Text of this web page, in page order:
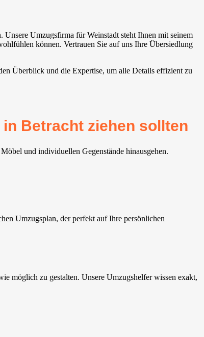
Umzugsfirma für Weinstadt⁠ steht Ihnen mit seinem
können. Vertrauen Sie auf uns Ihre Übersiedlung
Überblick und die Expertise, um alle Details effizient zu
Betracht ziehen sollten
und individuellen Gegenstände hinausgehen.
Umzugsplan, der perfekt auf Ihre persönlichen
möglich zu gestalten. Unsere Umzugshelfer wissen exakt,